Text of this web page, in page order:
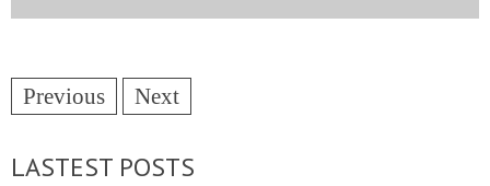
Previous Next
LASTEST POSTS